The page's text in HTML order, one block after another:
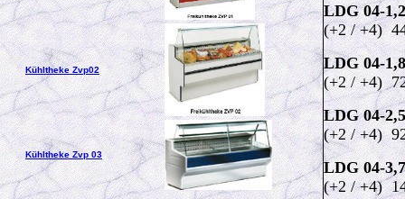
Kühltheke Zvp02
Kühltheke Zvp 03
LDG 04-
(+2 / +4)
LDG 04-
(+2 / +4)
LDG 04-
(+2 / +4)
LDG 04-
(+2 / +4)